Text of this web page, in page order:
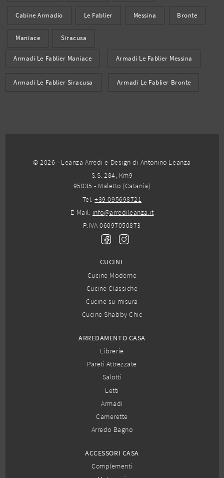
Cabine Armadio Le Fablier Messina Bronte
Maniace Siracusa
Armadi Le Fablier Maniace Armadi Le Fablier Messina
Armadi Le Fablier Siracusa Armadi Le Fablier Bronte
© 2026 - Leanza Arredi e Design di Antonino Leanza
S.S. 284, Km9
95035 - Maletto (Catania)
Tel.+39 095698721
E-Mail. info@arredileanza.it
P.IVA 06097050873
CUCINE
Cucine Moderne
Cucine Classiche
Cucine su misura
Cucine Shabby Chic
ARREDAMENTO CASA
Librerie
Pareti Attrezzate
Salotti
Letti
Armadi
Camerette
Arredo Bagno
ACCESSORI CASA
Complementi